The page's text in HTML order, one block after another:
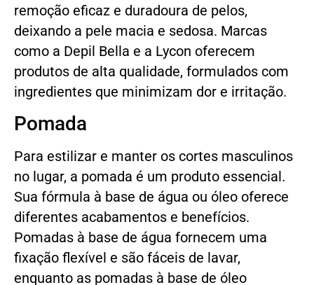
remoção eficaz e duradoura de pelos,
deixando a pele macia e sedosa. Marcas
como a Depil Bella e a Lycon oferecem
produtos de alta qualidade, formulados com
ingredientes que minimizam dor e irritação.
Pomada
Para estilizar e manter os cortes masculinos
no lugar, a pomada é um produto essencial.
Sua fórmula à base de água ou óleo oferece
diferentes acabamentos e benefícios.
Pomadas à base de água fornecem uma
fixação flexível e são fáceis de lavar,
enquanto as pomadas à base de óleo